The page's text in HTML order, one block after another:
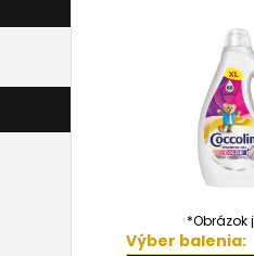
*Obrázok
Výber balenia: